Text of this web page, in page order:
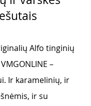
Alfo tinginių
–
Ir karamelinių, ir
ir su